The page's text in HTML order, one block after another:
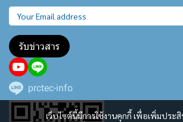
เว็บไซต์นี้มีการใช้งานคุกกี้ เพื่อเพิ่มประ
รับข่าวสาร
prctec-info